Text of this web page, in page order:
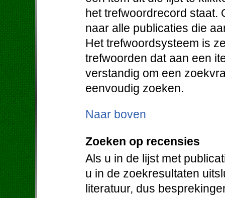
het trefwoordrecord staat.
naar alle publicaties die
Het trefwoordsysteem is
trefwoorden dat aan een
verstandig om een
eenvoudig zoeken.
Naar boven
Zoeken op recensies
Als u in de lijst met
u in de zoekresultaten
literatuur, dus